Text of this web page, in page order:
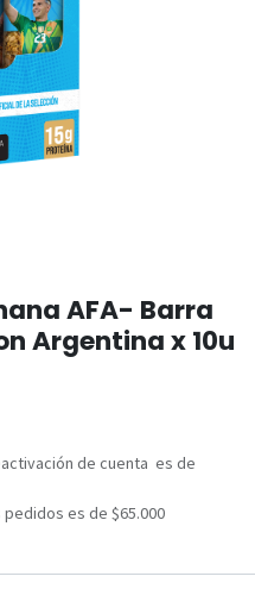
AFA- Barra
Argentina x 10u
de cuenta es de
es de $65.000